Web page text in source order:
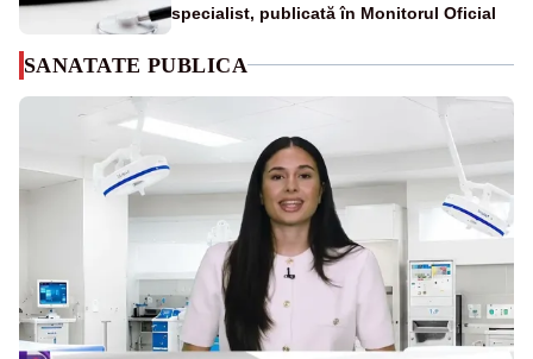
specialist, publicată în Monitorul Oficial
SANATATE PUBLICA